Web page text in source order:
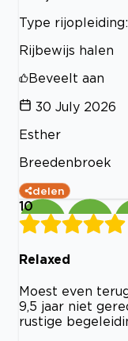
Type rijopleiding:
Rijbewijs halen
Beveelt aan
30 July 2026
Esther
Breedenbroek
delen
10
Relaxed
Moest even
9,5 jaar niet
rustige